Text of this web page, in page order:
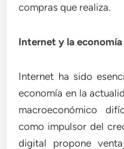
compras que realiza.
Internet y la economía
Internet ha sido
economía en la
macroeconómico
como impulsor del
digital propone